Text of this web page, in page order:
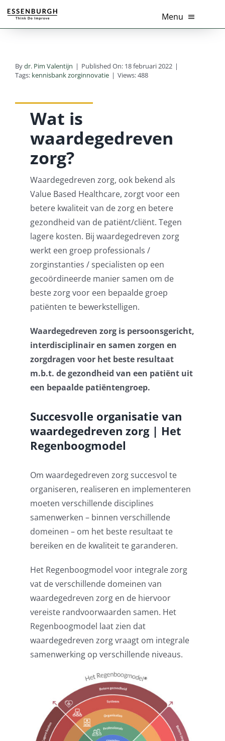
Ga
naar
Menu
Thema’s
Branches
Over Ons
Actueel
Contact
Log Out
Bydr. Pim Valentijn | Published On: 18 februari 2022 |
Tags: kennisbank zorginnovatie | Views: 488
Wat is
waardegedreven
zorg?
Waardegedreven zorg, ook bekend als
Value Based Healthcare, zorgt voor een
betere kwaliteit van de zorg en betere
gezondheid van de patiënt/cliënt. Tegen
lagere kosten. Bij waardegedreven zorg
werkt een groep professionals /
zorginstanties / specialisten op een
gecoördineerde manier samen om de
beste zorg voor een bepaalde groep
patiënten te bewerkstelligen.
Waardegedreven zorg is persoonsgericht,
interdisciplinair en samen zorgen en
zorgdragen voor het beste resultaat
m.b.t. de gezondheid van een patiënt uit
een bepaalde patiëntengroep.
Succesvolle organisatie van
waardegedreven zorg | Het
Regenboogmodel
Om waardegedreven zorg succesvol te
organiseren, realiseren en implementeren
moeten verschillende disciplines
samenwerken – binnen verschillende
domeinen – om het beste resultaat te
bereiken en de kwaliteit te garanderen.
Het Regenboogmodel voor integrale zorg
vat de verschillende domeinen van
waardegedreven zorg en de hiervoor
vereiste randvoorwaarden samen. Het
Regenboogmodel laat zien dat
waardegedreven zorg vraagt om integrale
samenwerking op verschillende niveaus.